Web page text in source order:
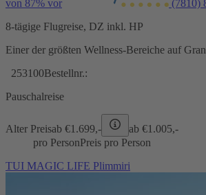
von 87% vor (7810)
8-tägige Flugreise, DZ inkl. HP
Einer der größten Wellness-Bereiche auf
253100Bestellnr.:
Pauschalreise
Alter Preisab €1.699,- ab €1.005,-
pro PersonPreis pro Person
TUI MAGIC LIFE Plimmiri